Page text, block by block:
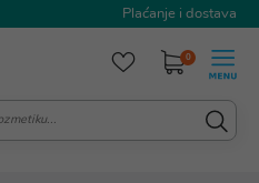
Plaćanje i dostava
0